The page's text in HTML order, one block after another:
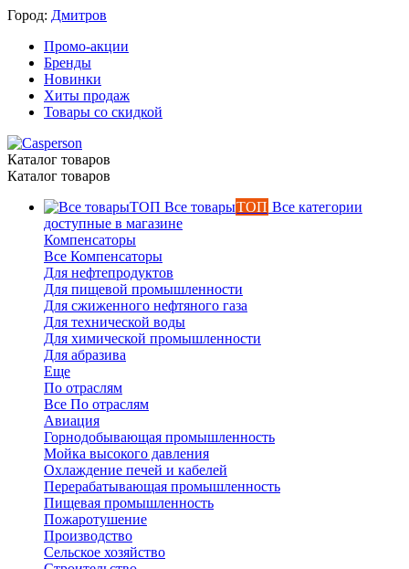
Город: Дмитров
Промо-акции
Бренды
Новинки
Хиты продаж
Товары со скидкой
Каталог товаров
Каталог товаров
Все товарыТОП Все категории
доступные в магазине
Компенсаторы
Все Компенсаторы
Для нефтепродуктов
Для пищевой промышленности
Для сжиженного нефтяного газа
Для технической воды
Для химической промышленности
Для абразива
Еще
По отраслям
Все По отраслям
Авиация
Горнодобывающая промышленность
Мойка высокого давления
Охлаждение печей и кабелей
Перерабатывающая промышленность
Пищевая промышленность
Пожаротушение
Производство
Сельское хозяйство